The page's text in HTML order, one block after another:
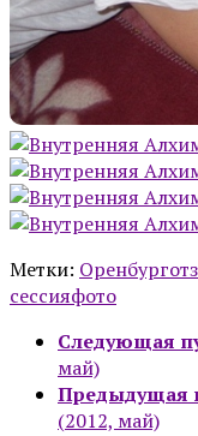
Метки: Оренбург
сессияфото
Следующая
май)
Предыдущая
(2012, май)